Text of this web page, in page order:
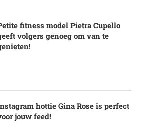
fitness model Pietra Cupello
volgers genoeg om van te
hottie Gina Rose is perfect
jouw feed!